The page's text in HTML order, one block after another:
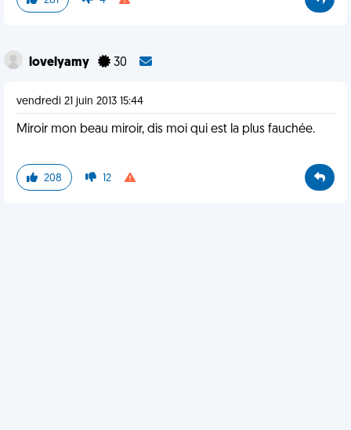
lovelyamy 30
vendredi 21 juin 2013 15:44
Miroir mon beau miroir, dis moi qui est la plus fauchée.
208 12